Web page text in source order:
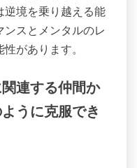
逆境を乗り越える能
スとメンタルのレ
があります。
連する仲間か
うに克服でき